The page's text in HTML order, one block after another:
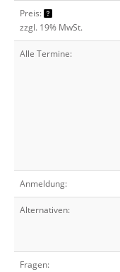
Preis:
zzgl. 19% MwSt.
Alle Termine:
Anmeldung:
Alternativen:
Fragen: